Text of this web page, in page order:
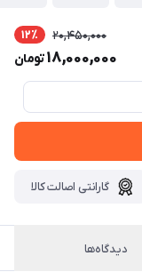
20,450,000 12٪
18,000,000تومان
گارانتی اصالت کالا
دیدگاه‌ها